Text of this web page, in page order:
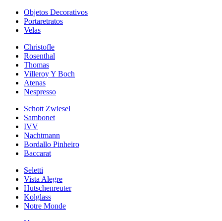
Objetos Decorativos
Portaretratos
Velas
Christofle
Rosenthal
Thomas
Villeroy Y Boch
Atenas
Nespresso
Schott Zwiesel
Sambonet
IVV
Nachtmann
Bordallo Pinheiro
Baccarat
Seletti
Vista Alegre
Hutschenreuter
Kolglass
Notre Monde